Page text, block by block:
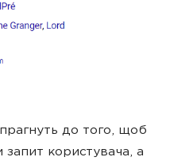
до того, щоб
користувача, а